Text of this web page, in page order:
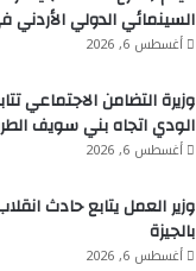
السينمائي الدولي
أغسطس 6, 2026
وزيرة التضامن الاجتماعي
الودي اتجاه بني سويف
أغسطس 6, 2026
وزير العمل يتابع حادث
بالجيزة
أغسطس 6, 2026